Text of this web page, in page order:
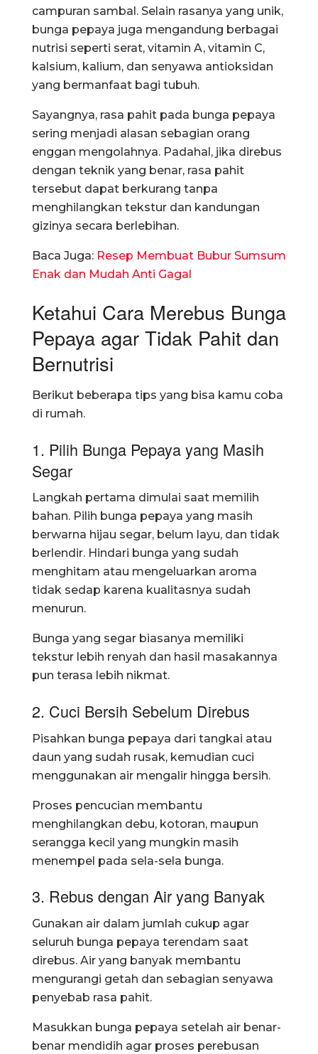
campuran sambal. Selain rasanya yang unik,
bunga pepaya juga mengandung berbagai
nutrisi seperti serat, vitamin A, vitamin C,
kalsium, kalium, dan senyawa antioksidan
yang bermanfaat bagi tubuh.
Sayangnya, rasa pahit pada bunga pepaya
sering menjadi alasan sebagian orang
enggan mengolahnya. Padahal, jika direbus
dengan teknik yang benar, rasa pahit
tersebut dapat berkurang tanpa
menghilangkan tekstur dan kandungan
gizinya secara berlebihan.
Baca Juga: Resep Membuat Bubur Sumsum
Enak dan Mudah Anti Gagal
Ketahui Cara Merebus Bunga
Pepaya agar Tidak Pahit dan
Bernutrisi
Berikut beberapa tips yang bisa kamu coba
di rumah.
1. Pilih Bunga Pepaya yang Masih
Segar
Langkah pertama dimulai saat memilih
bahan. Pilih bunga pepaya yang masih
berwarna hijau segar, belum layu, dan tidak
berlendir. Hindari bunga yang sudah
menghitam atau mengeluarkan aroma
tidak sedap karena kualitasnya sudah
menurun.
Bunga yang segar biasanya memiliki
tekstur lebih renyah dan hasil masakannya
pun terasa lebih nikmat.
2. Cuci Bersih Sebelum Direbus
Pisahkan bunga pepaya dari tangkai atau
daun yang sudah rusak, kemudian cuci
menggunakan air mengalir hingga bersih.
Proses pencucian membantu
menghilangkan debu, kotoran, maupun
serangga kecil yang mungkin masih
menempel pada sela-sela bunga.
3. Rebus dengan Air yang Banyak
Gunakan air dalam jumlah cukup agar
seluruh bunga pepaya terendam saat
direbus. Air yang banyak membantu
mengurangi getah dan sebagian senyawa
penyebab rasa pahit.
Masukkan bunga pepaya setelah air benar-
benar mendidih agar proses perebusan